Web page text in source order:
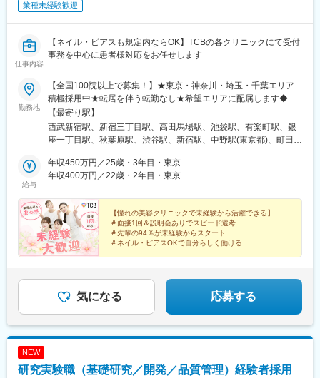
業種未経験歓迎
仕事内容
【ネイル・ピアスも規定内ならOK】TCBの各クリニックにて受付
事務を中心に患者様対応をお任せします
勤務地
【全国100院以上で募集！】★東京・神奈川・埼玉・千葉エリア
積極採用中★転居を伴う転勤なし★希望エリアに配属します◆ク
リニック一覧＜全国100院以上展開＞【北海道・東北】旭川駅前
院、青森院、盛岡院、秋田院、山形院、仙台駅前院、福島院、郡
山院 など【関東】新宿東口院、池袋駅前院、品川院、秋葉原
横浜院、大宮東口院、水戸院、つくば院、宇都宮院、高崎院、前
橋院 など【中部】名古屋駅前院 、名古屋栄院、金山院、岐阜
院、長野院、松本院、山梨甲府駅前院 など【近畿】梅田大阪駅
前院、大阪阪急梅田駅前院、枚方院、天王寺院、堺院、なんば
院、心斎橋院、京都駅前院、奈良院、和歌山院、四日市院 など
【中四国】広島院、福山院、松山院、高松院、高知院、徳島院、
松江院、周南徳山駅ビル院 など【九州・沖縄】小倉院、佐賀
煙対策】屋内原則禁煙
【最寄り駅】
西武新宿駅、新宿三丁目駅、高田馬場駅、池袋駅、有楽町駅、銀
座一丁目駅、秋葉原駅、渋谷駅、新宿駅、中野駅(東京都)、町田
浜駅、横浜駅、川崎駅、藤沢駅、本厚木駅、大宮駅(埼玉県)、川口
駅、川越駅、南越谷駅、宇都宮駅、水戸駅、つくば駅、千葉駅、
駅、さっぽろ駅、あおば通駅、福島駅(福島県)、郡山駅(福島県)、
青森駅、盛岡駅、山形駅、秋田駅、矢場町駅、近鉄名古屋駅、金
山駅(愛知県)、豊田市駅、駅前大通駅、名鉄岐阜駅、静岡駅、新浜
松駅、三島広小路駅、長野駅、松本駅、北鉄金沢駅、新潟駅、近
鉄四日市駅、電鉄富山駅、福井駅、甲府駅、東梅田駅、大阪難波
前駅、江坂駅、心斎橋駅、京都駅、烏丸駅、三ノ宮駅、姫路駅、
近鉄奈良駅、和歌山駅、草津駅(滋賀県)、徳山駅、立町駅、福山
王子駅、高輪台駅、奥沢駅、神奈川駅、平沼橋駅、京急川崎駅、
給与
年収450万円／25歳・3年目・東京
年収400万円／22歳・2年目・東京
【憧れの美容クリニックで未経験から活躍できる】
＃面接1回＆説明会ありでスピード選考
＃先輩の94％が未経験からスタート
＃ネイル・ピアスOKで自分らしく働ける
気になる 応募する
NEW
研究実験職（基礎研究／開発／品質管理）経験者採用